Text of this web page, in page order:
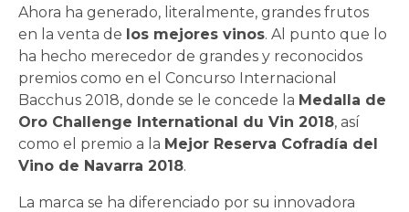
Ahora ha generado, literalmente, grandes frutos
en la venta de los mejores vinos. Al punto que lo
ha hecho merecedor de grandes y reconocidos
premios como en el Concurso Internacional
Bacchus 2018, donde se le concede la Medalla de
Oro Challenge International du Vin 2018, así
como el premio a la Mejor Reserva Cofradía del
Vino de Navarra 2018.
La marca se ha diferenciado por su innovadora